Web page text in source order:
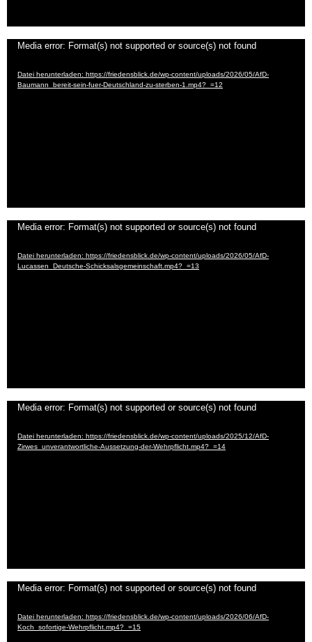
Video-
Media error: Format(s) not supported or source(s) not found
Datei herunterladen: https://friedensblick.de/wp-content/uploads/2026/05/AfD-
Baumann_bereit-sein-fuer-Deutschland-zu-sterben-1.mp4?_=12
Video-
Media error: Format(s) not supported or source(s) not found
Datei herunterladen: https://friedensblick.de/wp-content/uploads/2026/05/AfD-
Lucassen_Deutsche-Schicksalsgemeinschaft.mp4?_=13
Video-
Media error: Format(s) not supported or source(s) not found
Datei herunterladen: https://friedensblick.de/wp-content/uploads/2025/12/AfD-
Zirwes_unverantwortliche-Aussetzung-der-Wehrpflicht.mp4?_=14
Video-
Media error: Format(s) not supported or source(s) not found
Datei herunterladen: https://friedensblick.de/wp-content/uploads/2026/06/AfD-
Koch_sofortige-Wehrpflicht.mp4?_=15